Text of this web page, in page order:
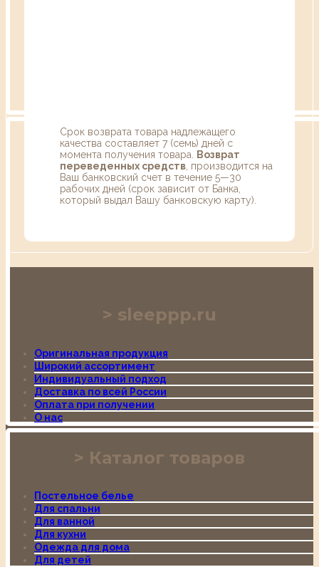
Срок возврата товара надлежащего
качества составляет 7 (семь) дней с
момента получения товара.
Возврат
переведенных средств , производится на
Ваш банковский счет в течение 5—30
рабочих дней (срок зависит от Банка,
который выдал Вашу банковскую карту).
sleeppp.ru
Оригинальная продукция
Широкий ассортимент
Индивидуальный подход
Доставка по всей России
Оплата при получении
О нас
Каталог товаров
Постельное белье
Для спальни
Для ванной
Для кухни
Одежда для дома
Для детей